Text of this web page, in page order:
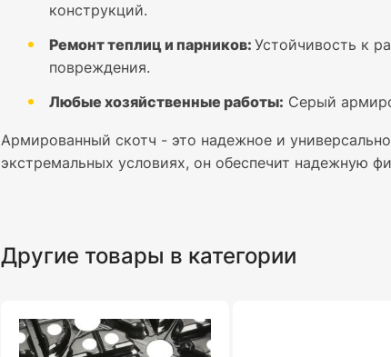
конструкций.
Ремонт теплиц и парников: Устойчивость к
повреждения.
Любые хозяйственные работы: Серый
Армированный скотч - это надежное и
экстремальных условиях, он обеспечит надежную
Другие товары в категории